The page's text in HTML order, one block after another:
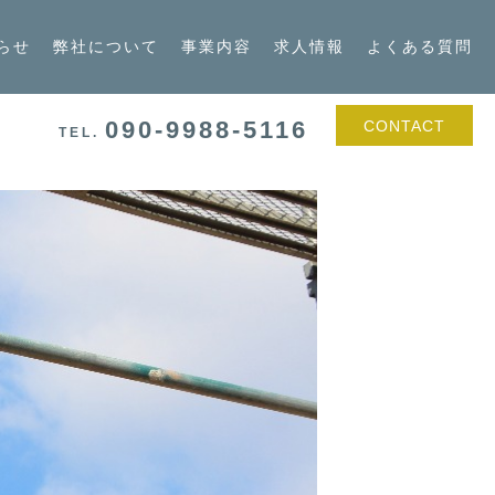
せ 弊社について 事業内容 求人情報 よくある質問
TEL. 090-9988-5116 CONTACT